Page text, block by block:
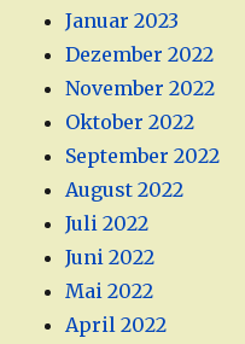
Januar 2023
Dezember 2022
November 2022
Oktober 2022
September 2022
August 2022
Juli 2022
Juni 2022
Mai 2022
April 2022